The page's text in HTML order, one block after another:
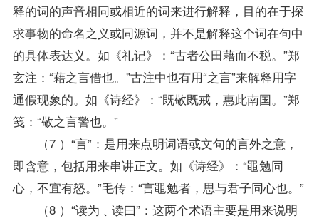
释的词的声音相同或相近的词来进行解释，目的在于探
求事物的命名之义或同源词，并不是解释这个词在句中
的具体表达义。如《礼记》：“古者公田藉而不税。”郑
玄注：“藉之言借也。”古注中也有用“之言”来解释用字
通假现象的。如《诗经》：“既敬既戒，惠此南国。”郑
笺：“敬之言警也。”
（7 ）“言”：是用来点明词语或文句的言外之意，
即含意，包括用来串讲正文。如《诗经》：“黽勉同
心，不宜有怒。”毛传：“言黽勉者，思与君子同心也。”
（8 ）“读为﹑读曰”：这两个术语主要是用来说明